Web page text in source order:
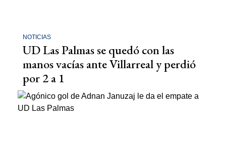
NOTICIAS
UD Las Palmas se quedó con las
manos vacías ante Villarreal y perdió
por 2 a 1